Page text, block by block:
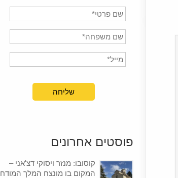
פוסטים אחרונים
קוסובו: מנזר ויסוקי דצ'אני –
המקום בו מונצח המלך המודח